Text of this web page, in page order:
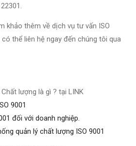
khảo thêm về dịch vụ tư vấn ISO
thể liên hệ ngay đến chúng tôi qua
lượng là gì ? tại LINK
9001
đối với doanh nghiệp.
quản lý chất lượng ISO 9001